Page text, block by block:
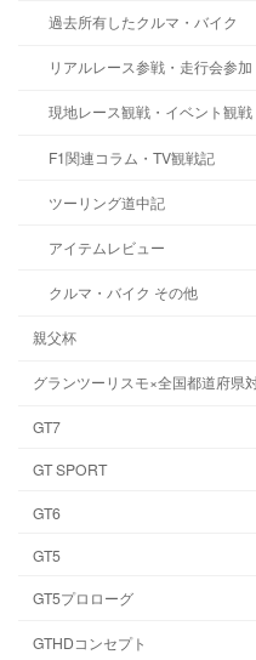
過去所有したクルマ・バイク
リアルレース参戦・走行会参加
現地レース観戦・イベント観戦
F1関連コラム・TV観戦記
ツーリング道中記
アイテムレビュー
クルマ・バイク その他
親父杯
グランツーリスモ×全国都道府県
GT7
GT SPORT
GT6
GT5
GT5プロローグ
GTHDコンセプト